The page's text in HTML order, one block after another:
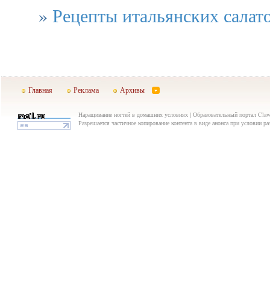
» Рецепты итальянских
Главная Реклама Архивы
Наращивание ногтей в домашних условиях | Образовательный портал
Разрешается частичное копирование контента в виде анонса при условии